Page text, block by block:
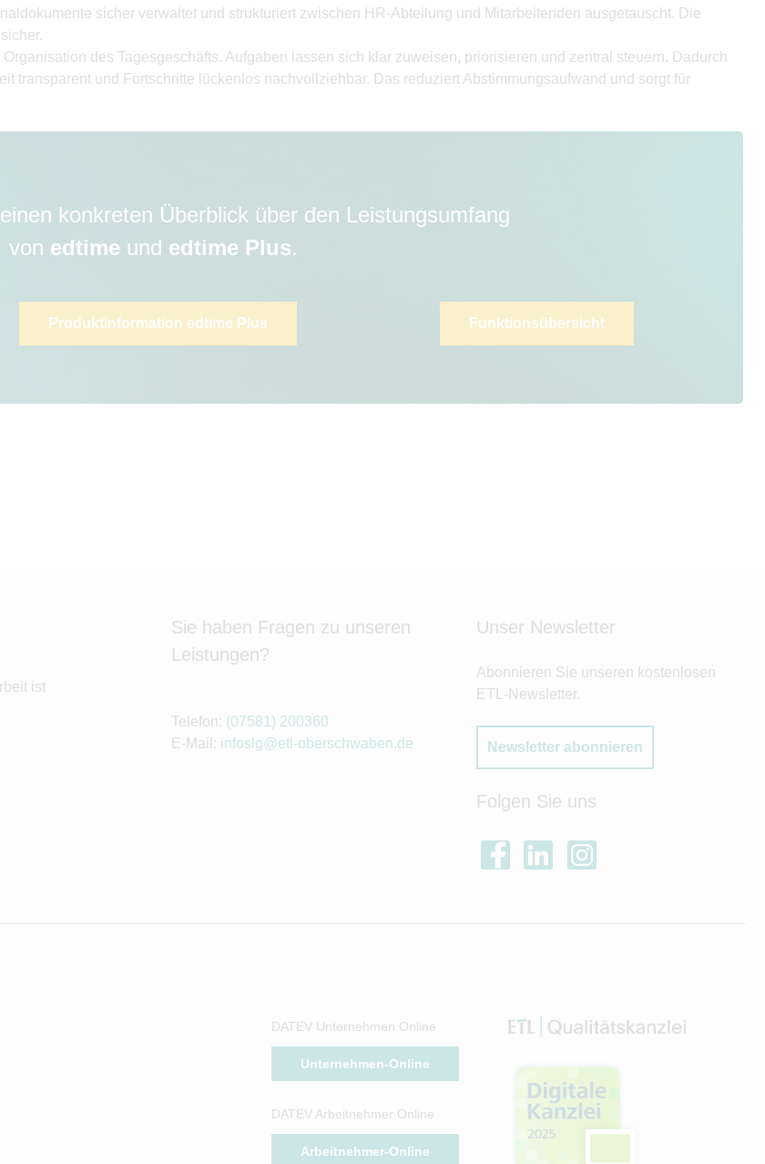
sicher verwaltet und strukturiert zwischen HR-Abteilung und Mitarbeitenden ausgetauscht. Die
des Tagesgeschäfts. Aufgaben lassen sich klar zuweisen, priorisieren und zentral steuern. Dadurch
transparent und Fortschritte lückenlos nachvollziehbar. Das reduziert Abstimmungsaufwand und sorgt für
konkreten Überblick über den Leistungsumfang
von edtimeund edtime Plus.
Produktinformation edtime Plus Funktionsübersicht
ist
Sie haben Fragen zu unseren
Leistungen?
Telefon: (07581) 200360
E-Mail: infoslg@etl-oberschwaben.de
Unser Newsletter
Abonnieren Sie unseren kostenlosen
ETL-Newsletter.
Newsletter abonnieren
Folgen Sie uns
DATEV Unternehmen Online
Unternehmen-Online
DATEV Arbeitnehmer Online
Arbeitnehmer-Online